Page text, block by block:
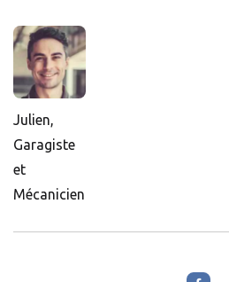
Julien,
Garagiste
et
Mécanicien